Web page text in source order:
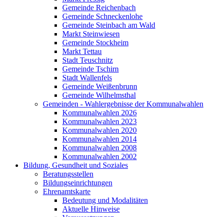
Gemeinde Reichenbach
Gemeinde Schneckenlohe
Gemeinde Steinbach am Wald
Markt Steinwiesen
Gemeinde Stockheim
Markt Tettau
Stadt Teuschnitz
Gemeinde Tschirn
Stadt Wallenfels
Gemeinde Weißenbrunn
Gemeinde Wilhelmsthal
Gemeinden - Wahlergebnisse der Kommunalwahlen
Kommunalwahlen 2026
Kommunalwahlen 2023
Kommunalwahlen 2020
Kommunalwahlen 2014
Kommunalwahlen 2008
Kommunalwahlen 2002
Bildung, Gesundheit und Soziales
Beratungsstellen
Bildungseinrichtungen
Ehrenamtskarte
Bedeutung und Modalitäten
Aktuelle Hinweise